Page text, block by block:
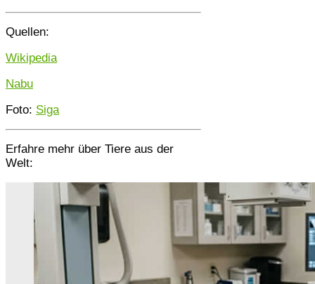
Quellen:
Wikipedia
Nabu
Foto: Siga
Erfahre mehr über Tiere aus der
Welt: